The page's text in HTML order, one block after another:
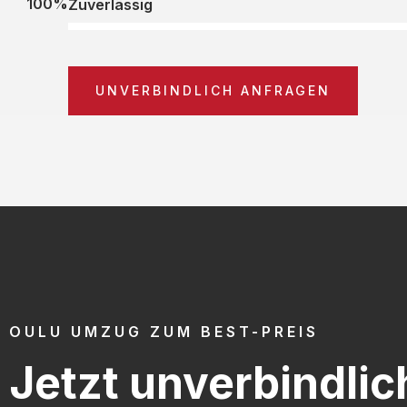
Zuverlässig
UNVERBINDLICH ANFRAGEN
OULU UMZUG ZUM BEST-PREIS
Jetzt